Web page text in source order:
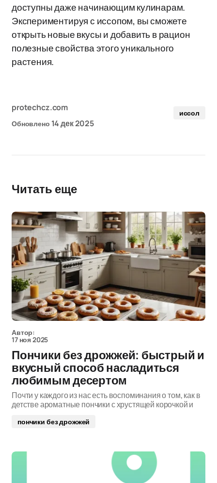
доступны даже начинающим кулинарам.
Экспериментируя с иссопом, вы сможете
открыть новые вкусы и добавить в рацион
полезные свойства этого уникального
растения.
protechcz.com
Обновлено 14 дек 2025
иссол
Читать еще
Автор:
17 ноя 2025
Пончики без дрожжей: быстрый и
вкусный способ насладиться
любимым десертом
Почти у каждого из нас есть воспоминания о том, как в
детстве ароматные пончики с хрустящей корочкой и
пончики без дрожжей